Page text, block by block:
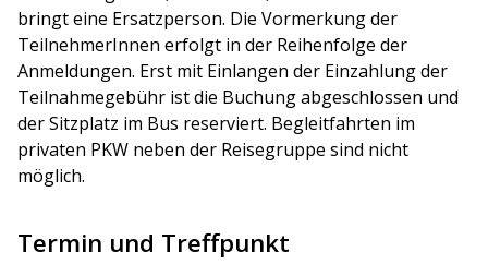
bringt eine Ersatzperson. Die Vormerkung der
TeilnehmerInnen erfolgt in der Reihenfolge der
Anmeldungen. Erst mit Einlangen der Einzahlung der
Teilnahmegebühr ist die Buchung abgeschlossen und
der Sitzplatz im Bus reserviert. Begleitfahrten im
privaten PKW neben der Reisegruppe sind nicht
möglich.
Termin und Treffpunkt